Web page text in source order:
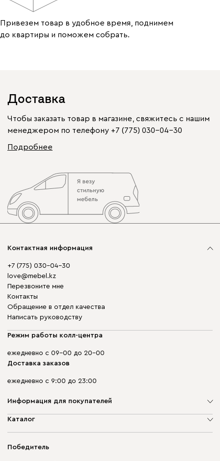
Привезем товар в удобное время, поднимем
до квартиры и поможем собрать.
Доставка
Чтобы заказать товар в магазине, свяжитесь с нашим
менеджером по телефону +7 (775) 030-04-30
Подробнее
Контактная информация
+7 (775) 030-04-30
love@mebel.kz
Перезвоните мне
Контакты
Обращение в отдел качества
Написать руководству
Режим работы колл-центра
ежедневно с 09-00 до 20-00
Доставка заказов
ежедневно с 9:00 до 23:00
Информация для покупателей
О компании
Гарантия
Каталог
Корпусная мебель
Победитель